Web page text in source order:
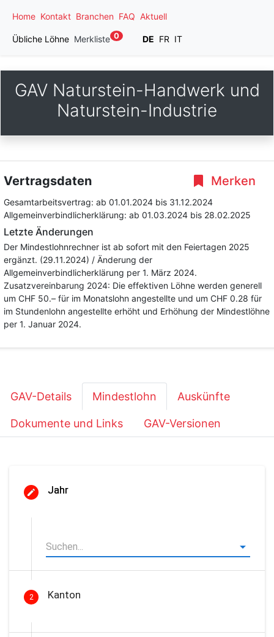
Home Kontakt Branchen FAQ Aktuell
Übliche Löhne Merkliste 0 DE FR IT
GAV Naturstein-Handwerk und
Naturstein-Industrie
Merken
Vertragsdaten
Gesamtarbeitsvertrag: ab 01.01.2024 bis 31.12.2024
Allgemeinverbindlicherklärung: ab 01.03.2024 bis 28.02.2025
Letzte Änderungen
Der Mindestlohnrechner ist ab sofort mit den Feiertagen 2025
ergänzt. (29.11.2024) / Änderung der
Allgemeinverbindlicherklärung per 1. März 2024.
Zusatzvereinbarung 2024: Die effektiven Löhne werden generell
um CHF 50.– für im Monatslohn angestellte und um CHF 0.28 für
im Stundenlohn angestellte erhöht und Erhöhung der Mindestlöhne
per 1. Januar 2024.
GAV-Details Mindestlohn Auskünfte
Dokumente und Links GAV-Versionen
Jahr
2 Kanton